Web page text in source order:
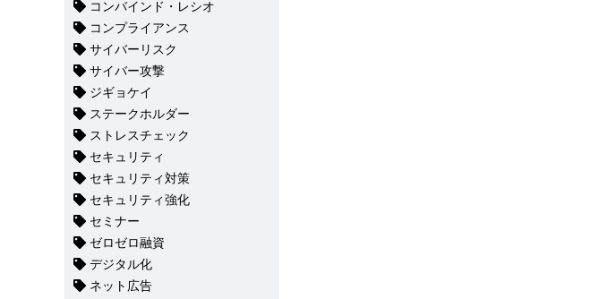
コンバインド・レシオ
コンプライアンス
サイバーリスク
サイバー攻撃
ジギョケイ
ステークホルダー
ストレスチェック
セキュリティ
セキュリティ対策
セキュリティ強化
セミナー
ゼロゼロ融資
デジタル化
ネット広告